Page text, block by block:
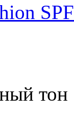
тон